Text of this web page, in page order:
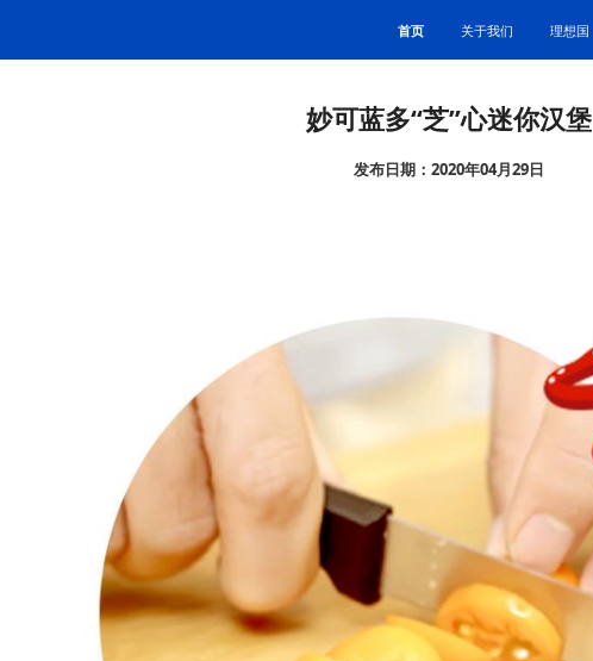
首页 关于我们 理想国
妙可蓝多“芝”心迷你汉堡
发布日期：2020年04月29日